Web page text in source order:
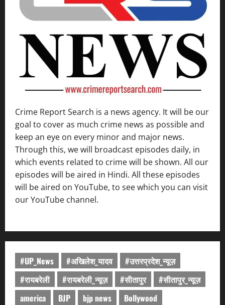
Crime Report Search is a news agency. It will be our
goal to cover as much crime news as possible and
keep an eye on every minor and major news.
Through this, we will broadcast episodes daily, in
which events related to crime will be shown. All our
episodes will be aired in Hindi. All these episodes
will be aired on YouTube, to see which you can visit
our YouTube channel.
#UP_News #अखिलेश_यादव
#उत्तरप्रदेश_न्यूज़
#रायबरेली
#रायबरेली_न्यूज़ #सीतापुर
#सीतापुर_न्यूज़
america
BJP bjp news
Bollywood